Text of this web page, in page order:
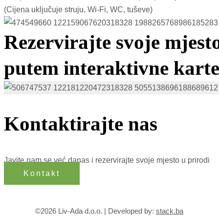
(Cijena uključuje struju, Wi-Fi, WC, tuševe)
Rezervirajte svoje
putem interaktivne karte
Kontaktirajte nas
Javite nam se već danas i rezervirajte svoje mjesto u prirodi
Kontakt
©2026 Liv-Ada d.o.o. | Developed by: stack.ba